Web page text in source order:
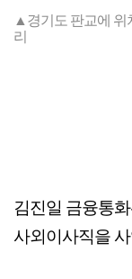
▲경기도 판교에 위
리
김진일 금융통
사외이사직을